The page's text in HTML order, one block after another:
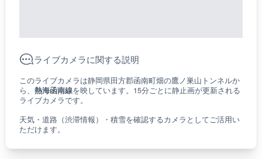
ライブカメラに関する説明
このライブカメラは静岡県田方郡函南町畑の鷹ノ巣山トンネルか
ら、 熱海函南線を映しています。15分ごとに静止画が更新される
ライブカメラです。
天気・道路（渋滞情報）・積雪を確認するカメラとしてご活用い
ただけます。